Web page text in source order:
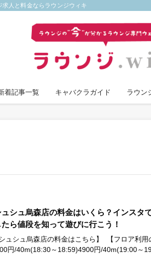
人と料金ならラウンジウィキ
着記事一覧 キャバクラガイド ラウン
ュシュ烏森店の料金はいくら？インスタ
ら値段を知って遊びに行こう！
シュシュ烏森店の料金はこちら】 【フロア利
円/40m(18:30～18:59)4900円/40m(19:00～